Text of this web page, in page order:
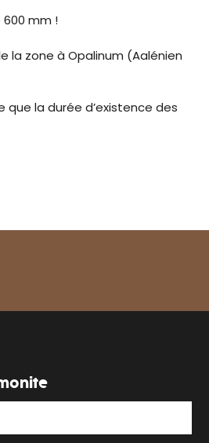
mm !
la zone à Opalinum (Aalénien
que la durée d’existence des